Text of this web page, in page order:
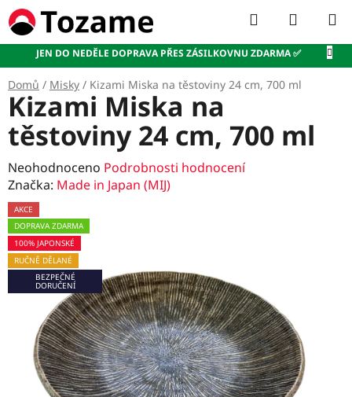
Přejít
na
obsah
JEN DO NEDĚLE DOPRAVA PŘES ZÁSILKOVNU ZDARMA ✅
Hledat
KOŠÍK
Domů / Misky / Kizami Miska na těstoviny 24 cm, 700 ml
Kizami Miska na
těstoviny 24 cm, 700 ml
Průměrné
hodnocení
produktu
je
0,0
z
5
hvězdiček.
Neohodnoceno Podrobnosti hodnocení
Značka: Made in Japan (MIJ)
AKCE
DOPRAVA ZDARMA
100% JAPONSKÉ
RUČNĚ DĚLANÉ
BEZPEČNÉ
DORUČENÍ